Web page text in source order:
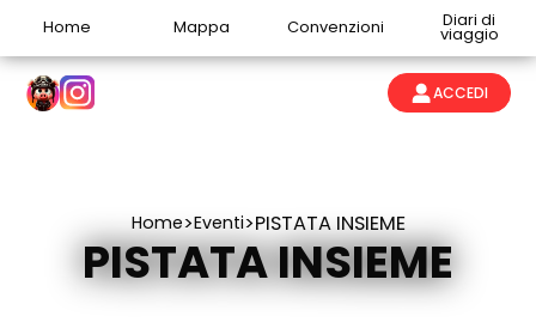
Home Mappa Convenzioni Diari di
viaggio
ACCEDI
Home>Eventi>PISTATA INSIEME
PISTATA INSIEME